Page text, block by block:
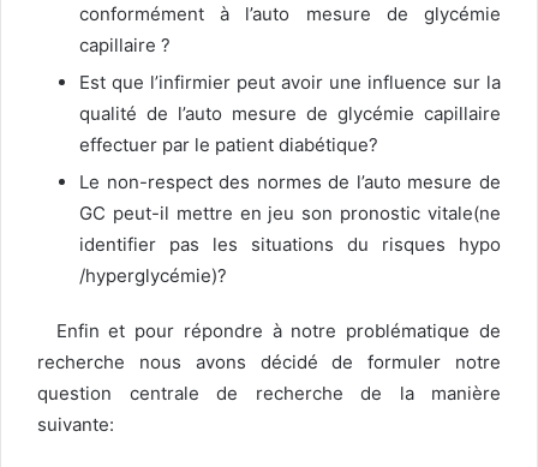
conformément à l’auto mesure de glycémie
capillaire ?
Est que l’infirmier peut avoir une influence sur la
qualité de l’auto mesure de glycémie capillaire
effectuer par le patient diabétique?
Le non-respect des normes de l’auto mesure de
GC peut-il mettre en jeu son pronostic vitale(ne
identifier pas les situations du risques hypo
/hyperglycémie)?
Enfin et pour répondre à notre problématique de
recherche nous avons décidé de formuler notre
question centrale de recherche de la manière
suivante: